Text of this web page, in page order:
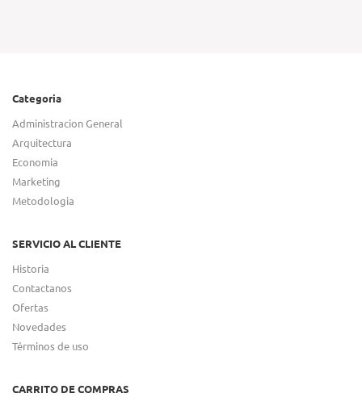
Categoria
Administracion General
Arquitectura
Economia
Marketing
Metodologia
SERVICIO AL CLIENTE
Historia
Contactanos
Ofertas
Novedades
Términos de uso
CARRITO DE COMPRAS